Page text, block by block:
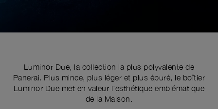
Luminor Due, la collection la plus polyvalente de
Panerai. Plus mince, plus léger et plus épuré, le boîtier
Luminor Due met en valeur l’esthétique emblématique
de la Maison.